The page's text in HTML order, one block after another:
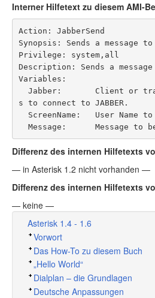
Interner Hilfetext zu diesem AMI-
Action: JabberSend
Synopsis: Sends a message
Privilege: system,all
Description: Sends a
Variables:
s to connect to JABBER.
Message:      Message to
Differenz des internen Hilfetexts
— in Asterisk 1.2 nicht vorhanden —
Differenz des internen Hilfetexts
— keine —
Asterisk 1.4 - 1.6
Vorwort
Das How-To zu diesem Buch
„Hello World“
Dialplan – die Grundlagen
Deutsche Anpassungen